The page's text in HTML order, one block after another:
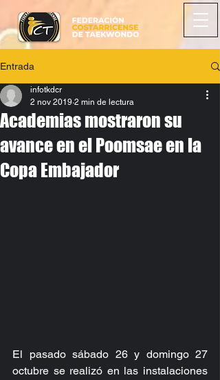
Entrada
Academias mostraron su
avance en el Poomsae en la
Copa Embajador
infotkdcr
2 nov 2019 2 min de lectura
El pasado sábado 26 y domingo 27
octubre se realizó en las instalaciones